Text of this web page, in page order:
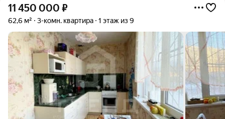
11 450 000 ₽
62,6 м² 3-комн. квартира 1 этаж из 9